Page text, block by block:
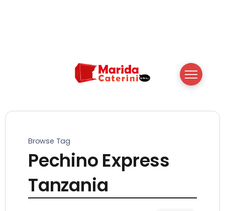
Browse Tag
Pechino Express
Tanzania